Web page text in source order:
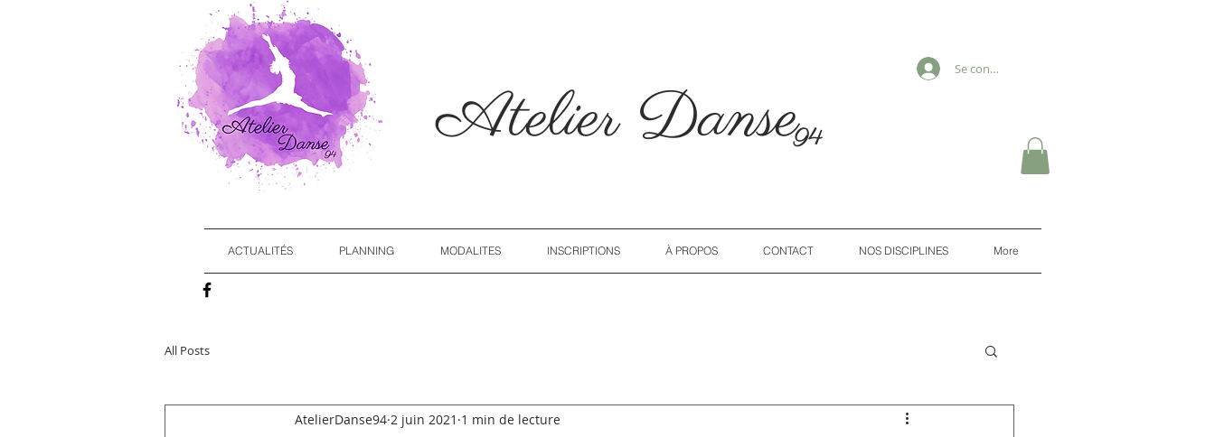
Atelier Danse
94
Se connecter
ACTUALITÉS PLANNING MODALITES INSCRIPTIONS À PROPOS CONTACT NOS DISCIPLINES More
All Posts
AtelierDanse94 2 juin 2021 1 min de lecture